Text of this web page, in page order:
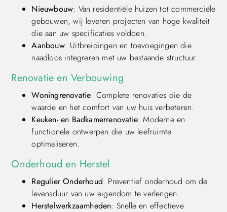
Nieuwbouw: Van residentiële huizen tot commerciële
gebouwen, wij leveren projecten van hoge kwaliteit
die aan uw specificaties voldoen.
Aanbouw: Uitbreidingen en toevoegingen die
naadloos integreren met uw bestaande structuur.
Renovatie en Verbouwing
Woningrenovatie: Complete renovaties die de
waarde en het comfort van uw huis verbeteren.
Keuken- en Badkamerrenovatie: Moderne en
functionele ontwerpen die uw leefruimte
optimaliseren.
Onderhoud en Herstel
Regulier Onderhoud: Preventief onderhoud om de
levensduur van uw eigendom te verlengen.
Herstelwerkzaamheden: Snelle en effectieve